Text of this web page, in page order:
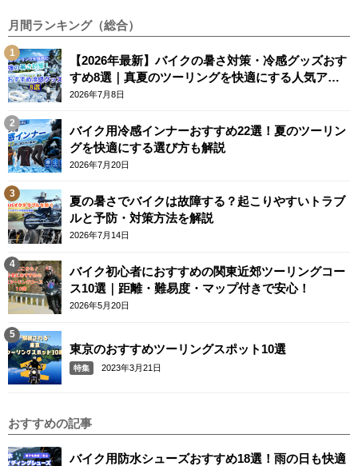
月間ランキング（総合）
【2026年最新】バイクの暑さ対策・冷感グッズおす
すめ8選｜真夏のツーリングを快適にする人気アイ
テム
2026年7月8日
バイク用冷感インナーおすすめ22選！夏のツーリン
グを快適にする選び方も解説
2026年7月20日
夏の暑さでバイクは故障する？起こりやすいトラブ
ルと予防・対策方法を解説
2026年7月14日
バイク初心者におすすめの関東近郊ツーリングコー
ス10選｜距離・難易度・マップ付きで安心！
2026年5月20日
東京のおすすめツーリングスポット10選
特集 2023年3月21日
おすすめの記事
バイク用防水シューズおすすめ18選！雨の日も快適